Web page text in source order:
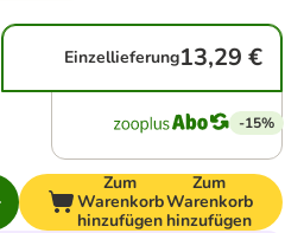
Einzellieferung13,29 €
-15%
Zum
Warenkorb
hinzufügen
Zum
Warenkorb
hinzufügen